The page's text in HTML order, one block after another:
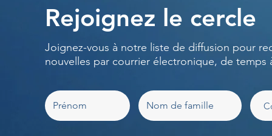
Rejoignez le cercle
Joignez-vous à notre liste de diffusion pour
nouvelles par courrier électronique, de temps